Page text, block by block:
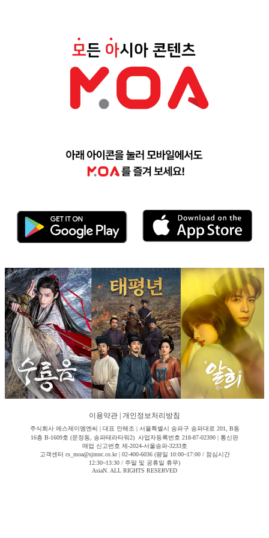
이용약관 개인정보처리방침
주식회사 에스제이엠엔씨 | 대표 안해조 | 서울특별시 송파구 송파대로 201, B동
16층 B-1609호 (문정동, 송파테라타워2) 사업자등록번호 218-87-02390 | 통신판
매업 신고번호 제-2024-서울송파-3233호
고객센터 cs_moa@sjmnc.co.kr | 02-400-6036 (평일 10:00~17:00 / 점심시간
12:30~13:30 / 주말 및 공휴일 휴무)
AsiaN. ALL RIGHTS RESERVED